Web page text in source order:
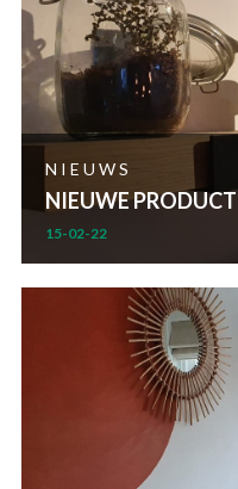
NIEUWS
NIEUWE
15-02-22